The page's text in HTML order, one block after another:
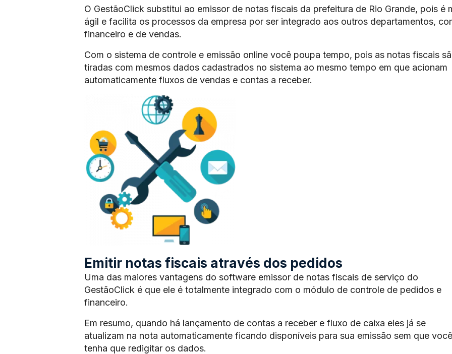
O GestãoClick substitui ao emissor de notas fiscais da prefeitura de Rio Grande, pois é
ágil e facilita os processos da empresa por ser integrado aos outros departamentos,
financeiro e de vendas.
Com o sistema de controle e emissão online você poupa tempo, pois as notas fiscais
tiradas com mesmos dados cadastrados no sistema ao mesmo tempo em que acionam
automaticamente fluxos de vendas e contas a receber.
Emitir notas fiscais através dos pedidos
Uma das maiores vantagens do software emissor de notas fiscais de serviço do
GestãoClick é que ele é totalmente integrado com o módulo de controle de pedidos e
financeiro.
Em resumo, quando há lançamento de contas a receber e fluxo de caixa eles já se
atualizam na nota automaticamente ficando disponíveis para sua emissão sem que você
tenha que redigitar os dados.